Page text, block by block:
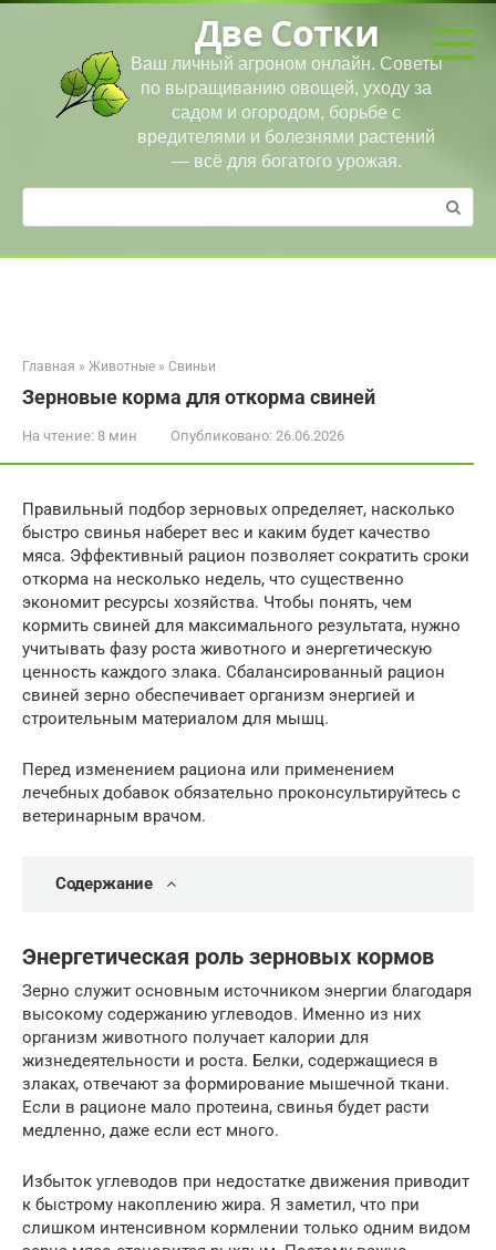
Перейти
Две Сотки
Ваш личный агроном онлайн. Советы
по выращиванию овощей, уходу за
садом и огородом, борьбе с
вредителями и болезнями растений
— всё для богатого урожая.
Поиск:
Главная » Животные » Свиньи
Зерновые корма для откорма свиней
На чтение: 8 мин Опубликовано: 26.06.2026
Правильный подбор зерновых определяет, насколько
быстро свинья наберет вес и каким будет качество
мяса. Эффективный рацион позволяет сократить сроки
откорма на несколько недель, что существенно
экономит ресурсы хозяйства. Чтобы понять, чем
кормить свиней для максимального результата, нужно
учитывать фазу роста животного и энергетическую
ценность каждого злака. Сбалансированный рацион
свиней зерно обеспечивает организм энергией и
строительным материалом для мышц.
Перед изменением рациона или применением
лечебных добавок обязательно проконсультируйтесь с
ветеринарным врачом.
Содержание
Энергетическая роль зерновых кормов
Зерно служит основным источником энергии благодаря
высокому содержанию углеводов. Именно из них
организм животного получает калории для
жизнедеятельности и роста. Белки, содержащиеся в
злаках, отвечают за формирование мышечной ткани.
Если в рационе мало протеина, свинья будет расти
медленно, даже если ест много.
Избыток углеводов при недостатке движения приводит
к быстрому накоплению жира. Я заметил, что при
слишком интенсивном кормлении только одним видом